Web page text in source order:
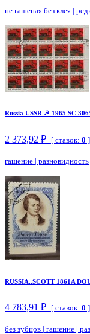
не гашеная без клея |
Russia USSR ☭ 1965 SC
2 373,92 ₽ [ ставок: 0 ]
гашение | разновидность
RUSSIA..SCOTT 1861A
4 783,91 ₽ [ ставок: 0 ]
без зубцов | гашение |